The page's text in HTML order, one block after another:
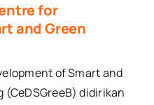
for
and Green
of Smart and
(CeDSGreeB) didirikan